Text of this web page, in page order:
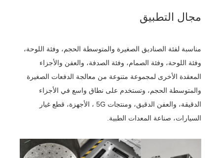
مجال التطبيق
مناسبة لفئة الصناديق الصغيرة والمتوسطة الحجم، وفئة اللوحة،
وفئة اللوحة، وفئة الصمام، وفئة الصدفة، والعفن والأجزاء
المعقدة الأخرى لمجموعة متنوعة من معالجة الدفعات الصغيرة
والمتوسطة الحجم، وتستخدم على نطاق واسع في الأجزاء
الدقيقة، والعفن الدقيق، ومنتجات 5G ، الأجهزة، قطع غيار
السيارات، صناعة المعدات الطبية.